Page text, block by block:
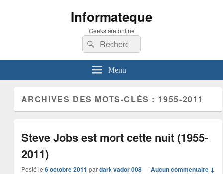
Informateque
Geeks are online
Recherche :
Rechercher
Menu
ARCHIVES DES MOTS-CLÉS : 1955-2011
Steve Jobs est mort cette nuit (1955-
2011)
Posté le 6 octobre 2011 pardark vador 008 —Aucun commentaire ↓